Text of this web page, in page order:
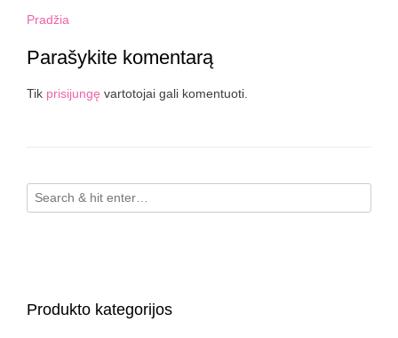
Post
Pradžia
Parašykite komentarą
Tik prisijungę vartotojai gali komentuoti.
Produkto kategorijos